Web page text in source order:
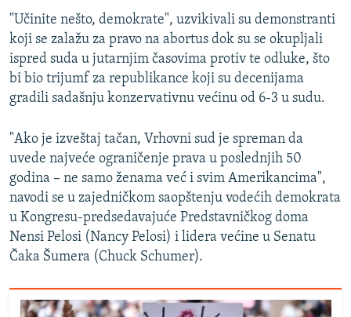
"Učinite nešto, demokrate", uzvikivali su demonstranti
koji se zalažu za pravo na abortus dok su se okupljali
ispred suda u jutarnjim časovima protiv te odluke, što
bi bio trijumf za republikance koji su decenijama
gradili sadašnju konzervativnu većinu od 6-3 u sudu.
"Ako je izveštaj tačan, Vrhovni sud je spreman da
uvede najveće ograničenje prava u poslednjih 50
godina – ne samo ženama već i svim Amerikancima",
navodi se u zajedničkom saopštenju vodećih demokrata
u Kongresu-predsedavajuće Predstavničkog doma
Nensi Pelosi (Nancy Pelosi) i lidera većine u Senatu
Čaka Šumera (Chuck Schumer).